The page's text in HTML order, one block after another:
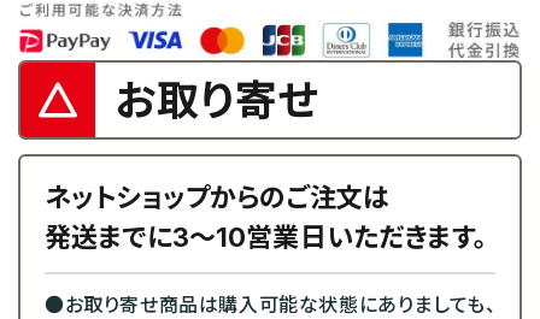
お取り寄せ
ネットショップからのご注文は
発送までに3～10営業日いただきます。
●お取り寄せ商品は購入可能な状態にありましても、